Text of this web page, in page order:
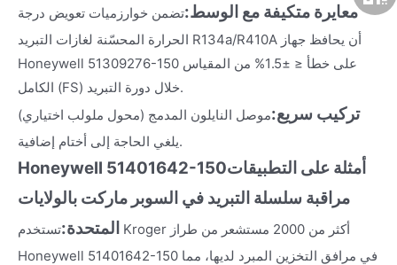
معايرة متكيفة مع الوسط:تضمن خوارزميات تعويض درجة
الحرارة المحسّنة لغازات التبريد R134a/R410A أن يحافظ جهاز
Honeywell 51309276-150 على خطأ ≤ ±1.5% من المقياس
الكامل (FS) خلال دورة التبريد.
تركيب سريع:موصل النايلون المدمج (محول ملولب اختياري)
يلغي الحاجة إلى أختام إضافية.
Honeywell 51401642-150أمثلة على التطبيقات
مراقبة سلسلة التبريد في السوبر ماركت بالولايات
المتحدة:تستخدم Kroger أكثر من 2000 مستشعر من طراز
Honeywell 51401642-150 في مرافق التخزين المبرد لديها، مما